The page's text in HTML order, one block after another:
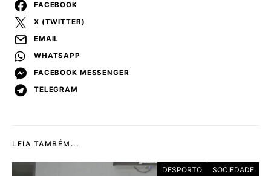
FACEBOOK
X (TWITTER)
EMAIL
WHATSAPP
FACEBOOK MESSENGER
TELEGRAM
LEIA TAMBÉM...
DESPORTO SOCIEDADE